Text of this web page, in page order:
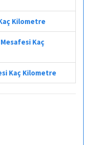
Kilometre
Kaç
Kaç Kilometre